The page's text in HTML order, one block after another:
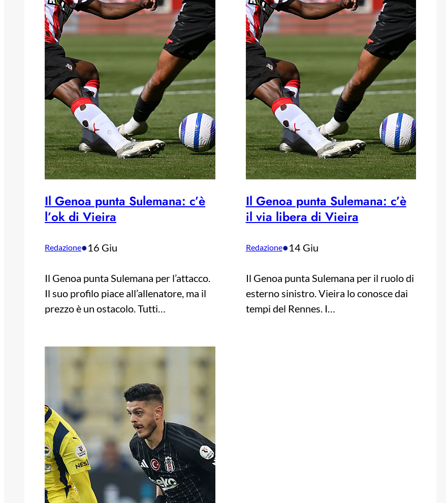
Il Genoa punta Sulemana: c’è
l’ok di Vieira
Redazione•16 Giu
Il Genoa punta Sulemana per l’attacco.
Il suo profilo piace all’allenatore, ma il
prezzo è un ostacolo. Tutti…
Il Genoa punta Sulemana: c’è
il via libera di Vieira
Redazione•14 Giu
Il Genoa punta Sulemana per il ruolo di
esterno sinistro. Vieira lo conosce dai
tempi del Rennes. I…